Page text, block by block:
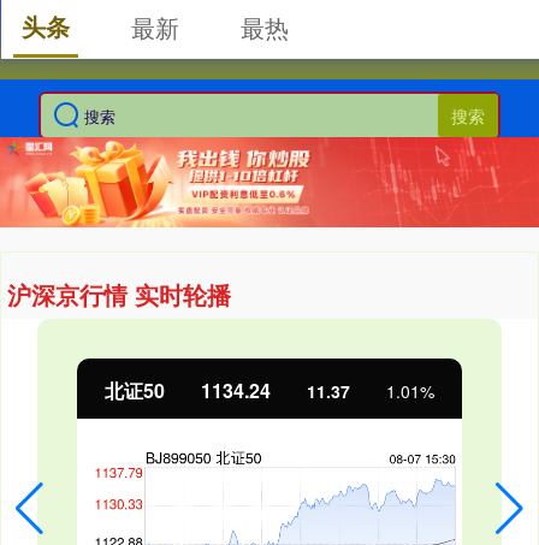
搜索
沪深京行情 实时轮播
北证50 1134.24 11.37 1.01%
头条 最新 最热